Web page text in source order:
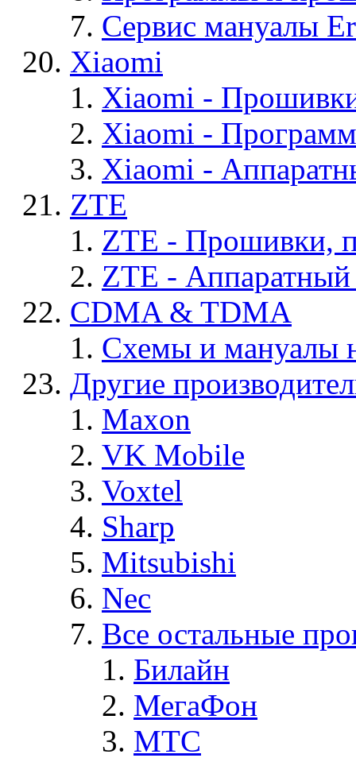
Сервис мануалы
Xiaomi
Xiaomi -
Xiaomi -
Xiaomi -
ZTE
ZTE - Прошивки,
ZTE -
CDMA & TDMA
Схемы и мануалы
Другие
Maxon
VK Mobile
Voxtel
Sharp
Mitsubishi
Nec
Все остальные
Билайн
МегаФон
MTC